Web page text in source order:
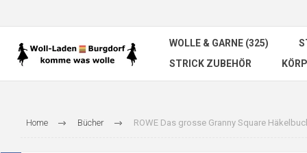
WOLLE & GARNE (325)
STRICK ZUBEHÖR
Home Bücher ROWE Das grosse Granny Square